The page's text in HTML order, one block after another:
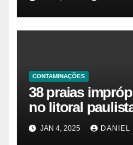
das Praias
CONTAMINAÇÕES
38 praias
no litoral
ambiental e de
JAN 4, 2025 DANIEL